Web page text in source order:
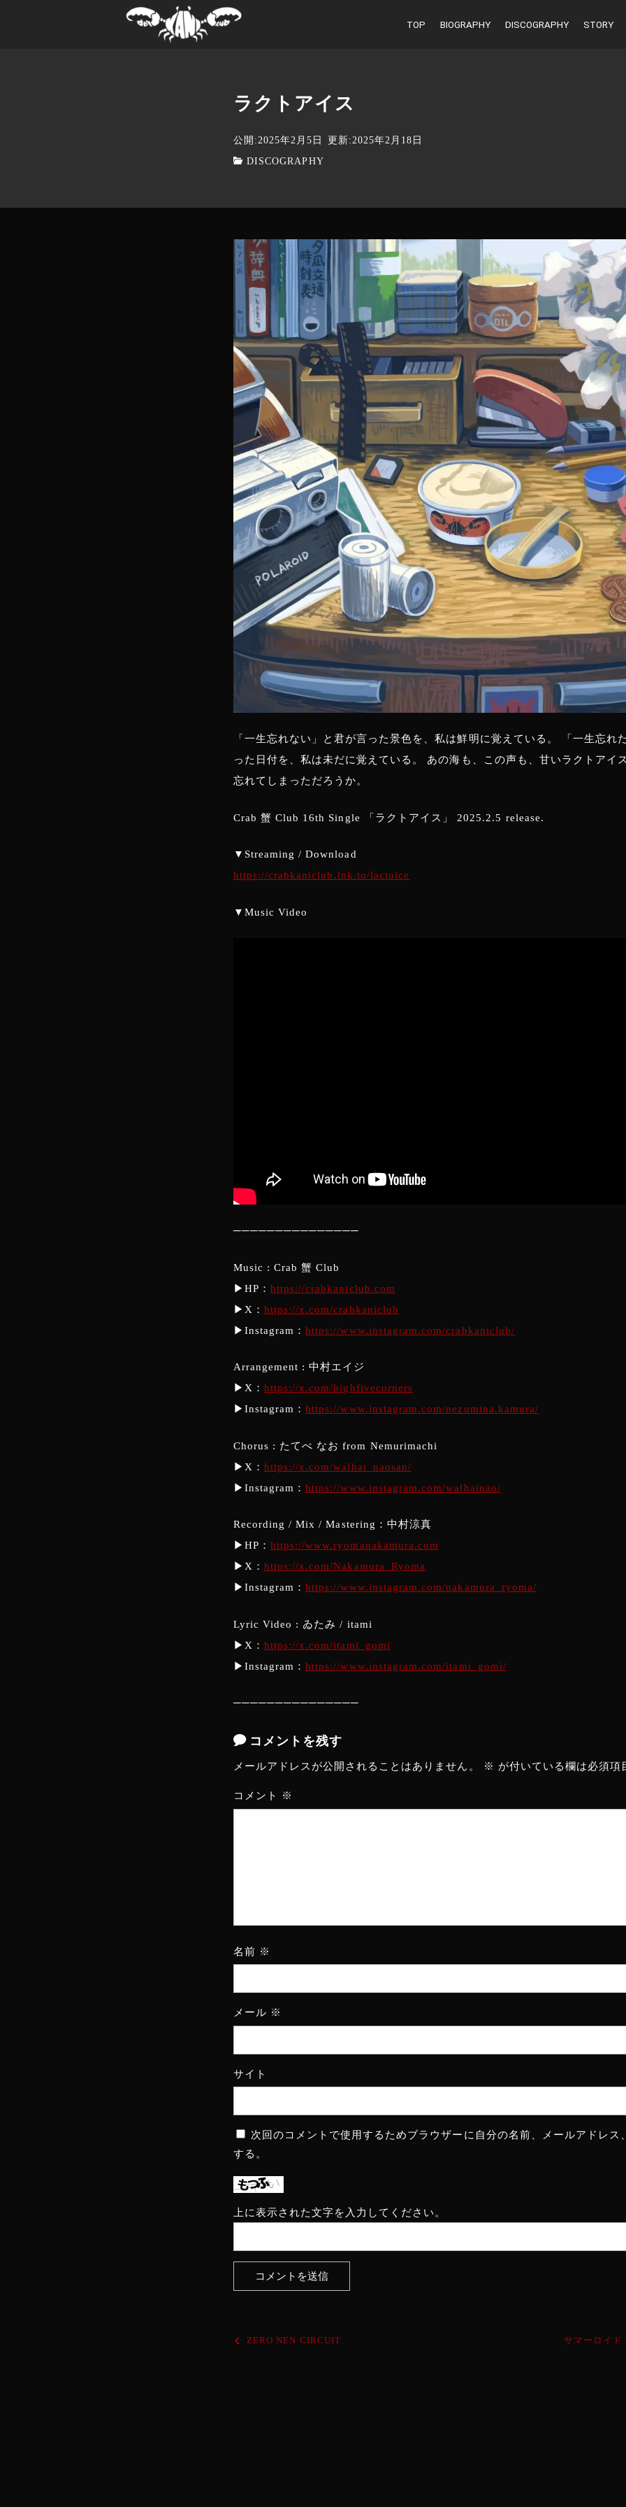
TOP BIOGRAPHY DISCOGRAPHY STORY
ラクトアイス
公開:2025年2月5日 更新:2025年2月18日
DISCOGRAPHY
「一生忘れない」と君が言った景色を、私は鮮明に覚えている。 「一生忘れ
った日付を、私は未だに覚えている。 あの海も、この声も、甘いラクトアイ
忘れてしまっただろうか。
Crab 蟹 Club 16th Single 「ラクトアイス」 2025.2.5 release.
▼Streaming / Download
https://crabkaniclub.lnk.to/lactoice
▼Music Video
───────────────
Music : Crab 蟹 Club
▶︎HP： https://crabkaniclub.com
▶︎X： https://x.com/crabkaniclub
▶︎Instagram：https://www.instagram.com/crabkaniclub/
Arrangement : 中村エイジ
▶︎X： https://x.com/highfivecorners
▶︎Instagram：https://www.instagram.com/nezumina.kamura/
Chorus : たてべ なお from Nemurimachi
▶︎X： https://x.com/walhai_naosan/
▶︎Instagram：https://www.instagram.com/walhainao/
Recording / Mix / Mastering：中村涼真
▶︎HP： https://www.ryomanakamura.com
▶︎X： https://x.com/Nakamura_Ryoma
▶︎Instagram：https://www.instagram.com/nakamura_ryoma/
Lyric Video : ゐたみ / itami
▶︎X： https://x.com/itami_gomi
▶︎Instagram：https://www.instagram.com/itami_gomi/
───────────────
コメントを残す
メールアドレスが公開されることはありません。 ※ が付いている欄は必須項
コメント ※
名前 ※
メール ※
サイト
次回のコメントで使用するためブラウザーに自分の名前、メールアドレス
する。
上に表示された文字を入力してください。
投
ZERO NEN CIRCUIT サマーロイド